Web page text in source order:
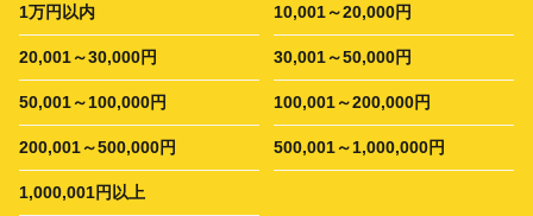
1万円以内 10,001～20,000円
20,001～30,000円 30,001～50,000円
50,001～100,000円 100,001～200,000円
200,001～500,000円 500,001～1,000,000円
1,000,001円以上